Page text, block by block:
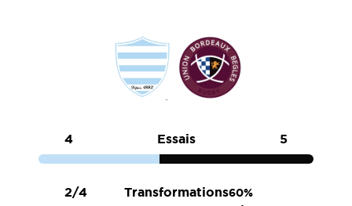
4 Essais 5
2/4
Transformations60%